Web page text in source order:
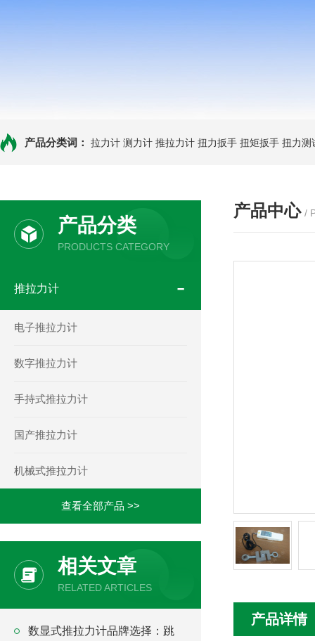
产品分类词： 拉力计 测力计 推拉力计 扭力扳手 扭矩扳手 扭力测
产品分类
PRODUCTS CATEGORY
推拉力计
电子推拉力计
数字推拉力计
手持式推拉力计
国产推拉力计
机械式推拉力计
查看全部产品 >>
相关文章
RELATED ARTICLES
​数显式推拉力计品牌选择：跳
产品中心 /
产品详情